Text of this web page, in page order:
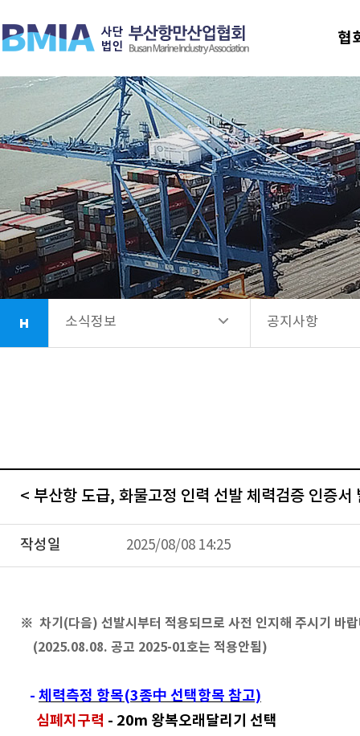
협
소식정보
업무소개
항만시설소개
회원사안내
소식정보
공지사항
< 부산항 도급, 화물고정 인력 선발 체력검증 인증서
작성일 2025/08/08 14:25
※ 차기(다음) 선발시부터 적용되므로 사전 인지해 주시기 바
(2025.08.08. 공고 2025-01호는 적용안됨)
- 체력측정 항목(3종中 선택항목 참고)
심폐지구력 - 20m 왕복오래달리기 선택